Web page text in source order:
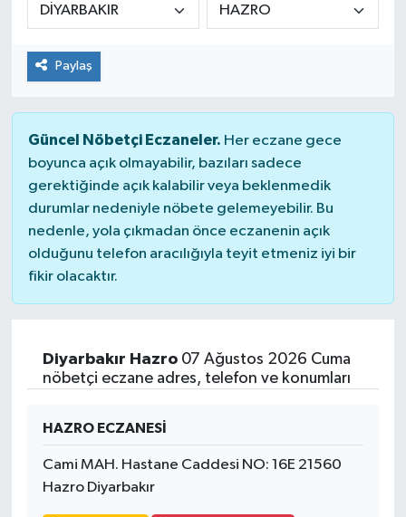
Paylaş
Güncel Nöbetçi Eczaneler. Her eczane gece
boyunca açık olmayabilir, bazıları sadece
gerektiğinde açık kalabilir veya beklenmedik
durumlar nedeniyle nöbete gelemeyebilir. Bu
nedenle, yola çıkmadan önce eczanenin açık
olduğunu telefon aracılığıyla teyit etmeniz iyi bir
fikir olacaktır.
Diyarbakır Hazro07 Ağustos 2026 Cuma
nöbetçi eczane adres, telefon ve konumları
HAZRO ECZANESİ
Cami MAH. Hastane Caddesi NO: 16E 21560
Hazro Diyarbakır
Genel
Güncel
İlim & İrfan
Kültür & Sanat
KURDÎ
Sağlık
Sağlık & Yaşam
Spor
Yaşam